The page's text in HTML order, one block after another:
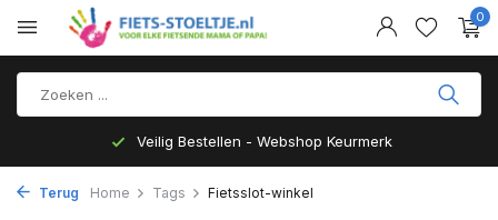
0
Veilig Bestellen - Webshop Keurmerk
Terug Home Tags Fietsslot-winkel